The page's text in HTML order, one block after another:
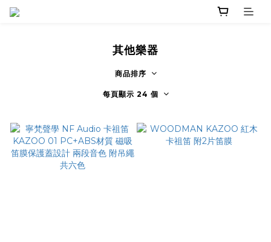
其他樂器
商品排序
每頁顯示 24 個